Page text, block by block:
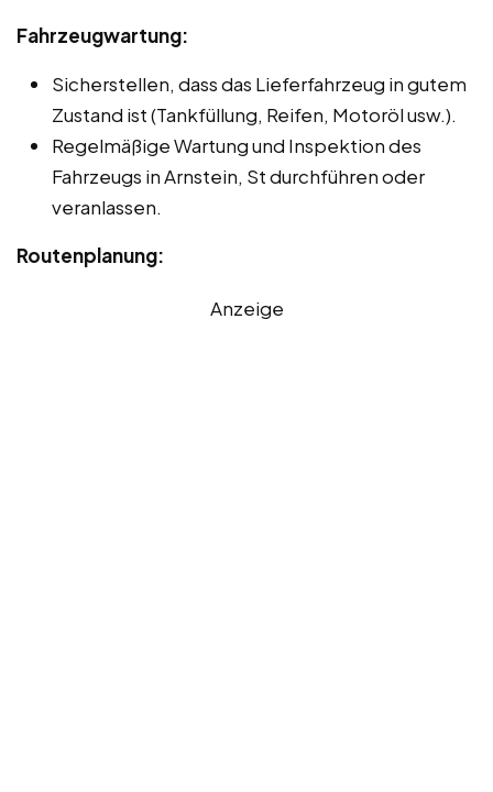
Fahrzeugwartung:
Sicherstellen, dass das Lieferfahrzeug in gutem
Zustand ist (Tankfüllung, Reifen, Motoröl usw.).
Regelmäßige Wartung und Inspektion des
Fahrzeugs in Arnstein, St durchführen oder
veranlassen.
Routenplanung:
Anzeige